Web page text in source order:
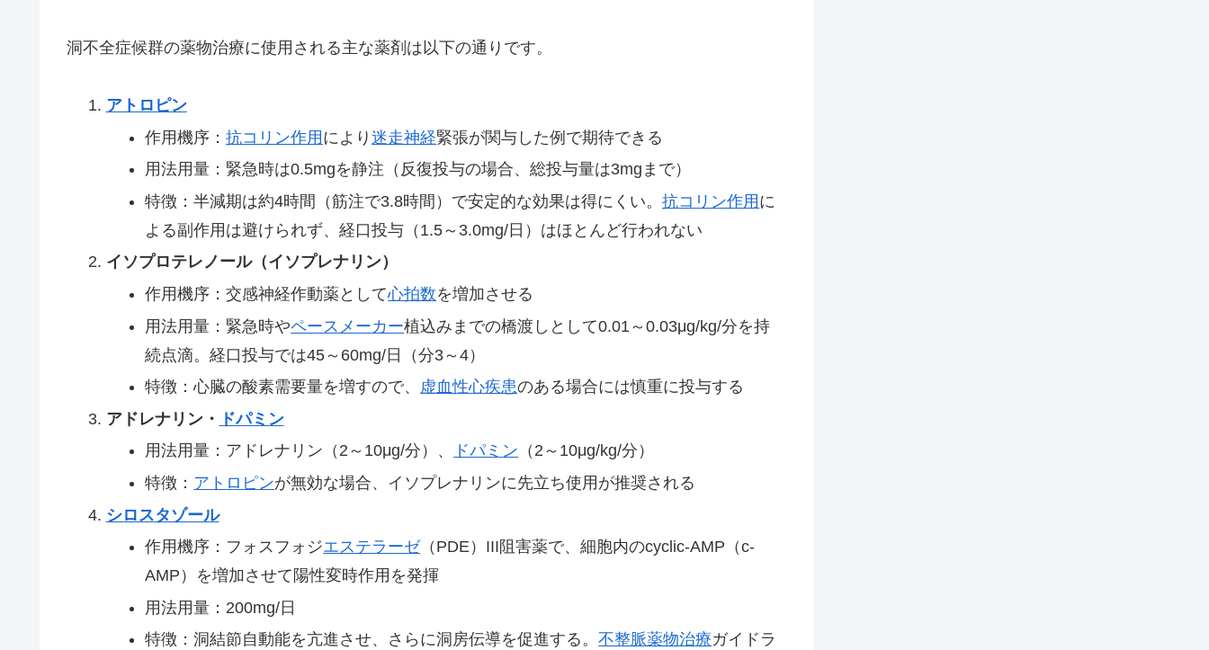
洞不全症候群の薬物治療に使用される主な薬剤は以下の通りです。
アトロピン
作用機序：抗コリン作用 により迷走神経緊張が関与した例で期待できる
用法用量：緊急時は0.5mgを静注（反復投与の場合、総投与量は3mgまで）
特徴：半減期は約4時間（筋注で3.8時間）で安定的な効果は得にくい。抗コリン作用 に
よる副作用は避けられず、経口投与（1.5～3.0mg/日）はほとんど行われない
イソプロテレノール（イソプレナリン）
作用機序：交感神経作動薬として心拍数を増加させる
用法用量：緊急時やペースメーカー植込みまでの橋渡しとして0.01～0.03μg/kg/分を持
続点滴。経口投与では45～60mg/日（分3～4）
特徴：心臓の酸素需要量を増すので、 虚血性心疾患のある場合には慎重に投与する
アドレナリン・ ドパミン
用法用量：アドレナリン（2～10μg/分）、
ドパミン （2～10μg/kg/分）
特徴： アトロピンが無効な場合、イソプレナリンに先立ち使用が推奨される
シロスタゾール
作用機序：フォスフォジエステラーゼ（PDE）III阻害薬で、細胞内のcyclic-AMP（c-
AMP）を増加させて陽性変時作用を発揮
用法用量：200mg/日
特徴：洞結節自動能を亢進させ、さらに洞房伝導を促進する。不整脈薬物治療ガイドラ